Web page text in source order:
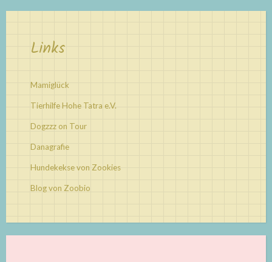
Links
Mamiglück
Tierhilfe Hohe Tatra e.V.
Dogzzz on Tour
Danagrafie
Hundekekse von Zookies
Blog von Zoobio